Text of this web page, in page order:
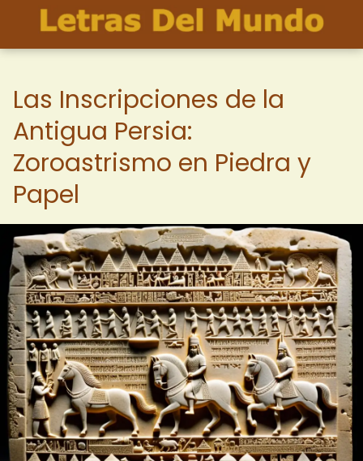
Las Inscripciones de la
Antigua Persia:
Zoroastrismo en Piedra y
Papel